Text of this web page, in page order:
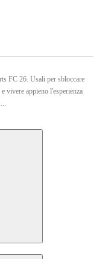
FC 26. Usali per sbloccare
vivere appieno l'esperienza